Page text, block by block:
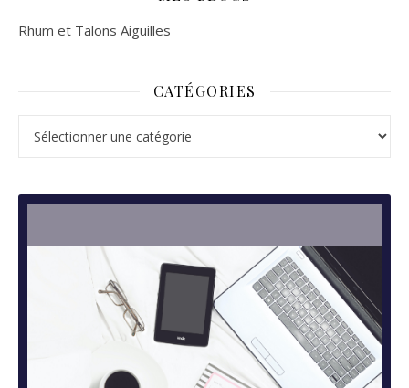
Rhum et Talons Aiguilles
CATÉGORIES